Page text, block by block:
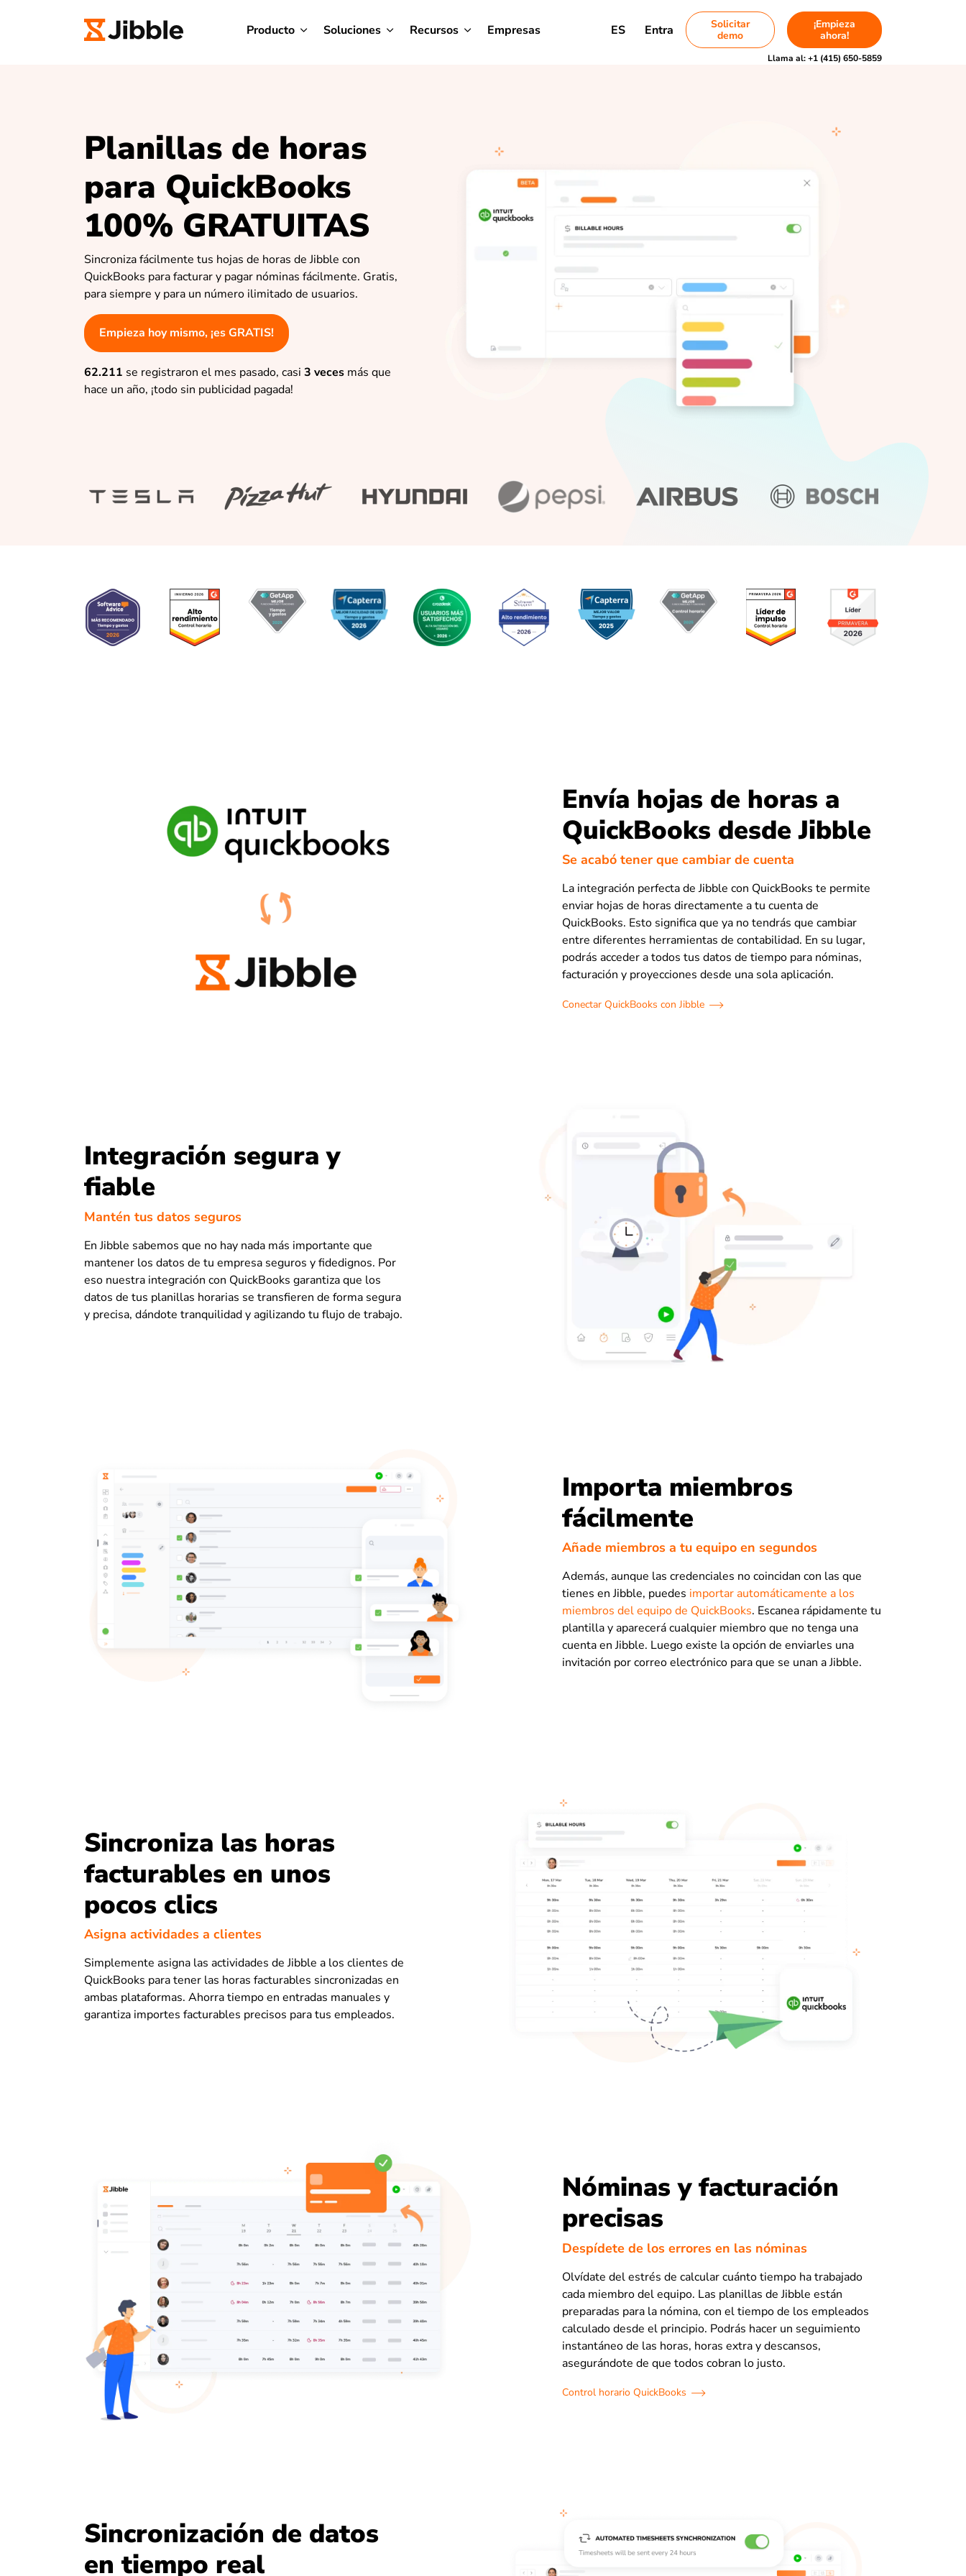
Producto Soluciones Recursos Empresas ES Entra
Solicitar
demo
¡Empieza
ahora!
Llama al:+1 (415) 650-5859
Planillas de horas
para QuickBooks
100% GRATUITAS
Sincroniza fácilmente tus hojas de horas de Jibble con
QuickBooks para facturar y pagar nóminas fácilmente. Gratis,
para siempre y para un número ilimitado de usuarios.
Empieza hoy mismo, ¡es GRATIS!
62.211 se registraron el mes pasado, casi 3 veces más que
hace un año, ¡todo sin publicidad pagada!
Envía hojas de horas a
QuickBooks desde Jibble
Se acabó tener que cambiar de cuenta
La integración perfecta de Jibble con QuickBooks te permite
enviar hojas de horas directamente a tu cuenta de
QuickBooks. Esto significa que ya no tendrás que cambiar
entre diferentes herramientas de contabilidad. En su lugar,
podrás acceder a todos tus datos de tiempo para nóminas,
facturación y proyecciones desde una sola aplicación.
Conectar QuickBooks con Jibble
Integración segura y
fiable
Mantén tus datos seguros
En Jibble sabemos que no hay nada más importante que
mantener los datos de tu empresa seguros y fidedignos. Por
eso nuestra integración con QuickBooks garantiza que los
datos de tus planillas horarias se transfieren de forma segura
y precisa, dándote tranquilidad y agilizando tu flujo de trabajo.
Importa miembros
fácilmente
Añade miembros a tu equipo en segundos
Además, aunque las credenciales no coincidan con las que
tienes en Jibble, puedes importar automáticamente a los
miembros del equipo de QuickBooks. Escanea rápidamente tu
plantilla y aparecerá cualquier miembro que no tenga una
cuenta en Jibble. Luego existe la opción de enviarles una
invitación por correo electrónico para que se unan a Jibble.
Sincroniza las horas
facturables en unos
pocos clics
Asigna actividades a clientes
Simplemente asigna las actividades de Jibble a los clientes de
QuickBooks para tener las horas facturables sincronizadas en
ambas plataformas. Ahorra tiempo en entradas manuales y
garantiza importes facturables precisos para tus empleados.
Nóminas y facturación
precisas
Despídete de los errores en las nóminas
Olvídate del estrés de calcular cuánto tiempo ha trabajado
cada miembro del equipo. Las planillas de Jibble están
preparadas para la nómina, con el tiempo de los empleados
calculado desde el principio. Podrás hacer un seguimiento
instantáneo de las horas, horas extra y descansos,
asegurándote de que todos cobran lo justo.
Control horario QuickBooks
Sincronización de datos
en tiempo real